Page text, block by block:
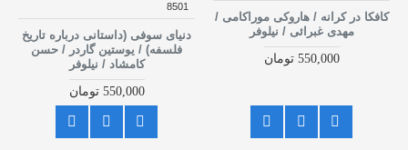
کافکا در کرانه / هاروکی موراکامی /
مهدی غبرائی / نیلوفر
550,000 تومان
8501
دنیای سوفی (داستانی درباره تاریخ
فلسفه) / یوستین گاردر / حسن
کامشاد / نیلوفر
550,000 تومان